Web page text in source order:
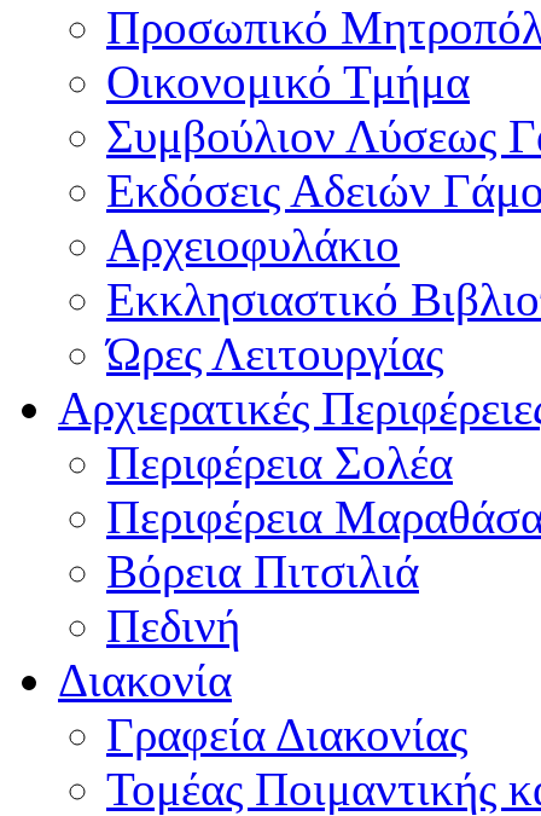
Προσωπικό
Οικονομικό Τμήμα
Συμβούλιον Λύσεως
Εκδόσεις Αδειών
Αρχειοφυλάκιο
Εκκλησιαστικό
Ώρες Λειτουργίας
Αρχιερατικές
Περιφέρεια Σολέα
Περιφέρεια
Βόρεια Πιτσιλιά
Πεδινή
Διακονία
Γραφεία Διακονίας
Τομέας Ποιμαντικής